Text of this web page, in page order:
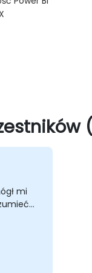
mi